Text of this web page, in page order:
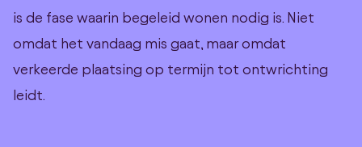
is de fase waarin begeleid wonen nodig is. Niet
omdat het vandaag mis gaat, maar omdat
verkeerde plaatsing op termijn tot ontwrichting
leidt.